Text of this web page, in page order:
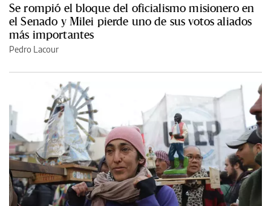
Se rompió el bloque del oficialismo misionero en
el Senado y Milei pierde uno de sus votos aliados
más importantes
Pedro Lacour